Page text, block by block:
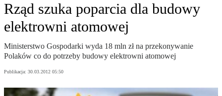
Rząd szuka poparcia dla budowy
elektrowni atomowej
Ministerstwo Gospodarki wyda 18 mln zł na przekonywanie
Polaków co do potrzeby budowy elektrowni atomowej
Publikacja: 30.03.2012 05:50